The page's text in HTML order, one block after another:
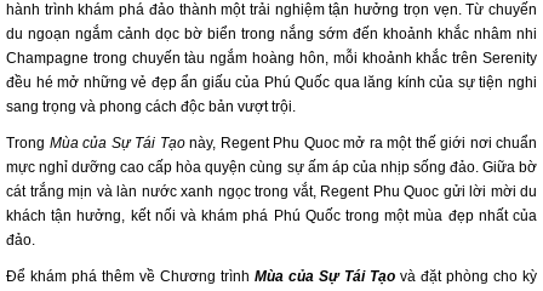
hành trình khám phá đảo thành một trải nghiệm tận hưởng trọn vẹn. Từ chuyến
du ngoạn ngắm cảnh dọc bờ biển trong nắng sớm đến khoảnh khắc nhâm nhi
Champagne trong chuyến tàu ngắm hoàng hôn, mỗi khoảnh khắc trên Serenity
đều hé mở những vẻ đẹp ẩn giấu của Phú Quốc qua lăng kính của sự tiện nghi
sang trọng và phong cách độc bản vượt trội.
Trong Mùa của Sự Tái Tạonày, Regent Phu Quoc mở ra một thế giới nơi chuẩn
mực nghỉ dưỡng cao cấp hòa quyện cùng sự ấm áp của nhịp sống đảo. Giữa bờ
cát trắng mịn và làn nước xanh ngọc trong vắt, Regent Phu Quoc gửi lời mời du
khách tận hưởng, kết nối và khám phá Phú Quốc trong một mùa đẹp nhất của
đảo.
Để khám phá thêm về Chương trình Mùa của Sự Tái Tạo và đặt phòng cho kỳ